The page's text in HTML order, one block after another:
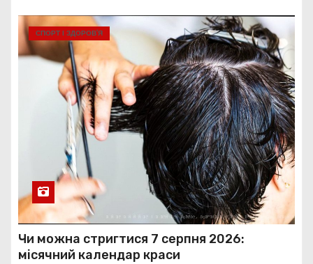
СПОРТ І ЗДОРОВ’Я
Чи можна стригтися 7 серпня 2026:
місячний календар краси